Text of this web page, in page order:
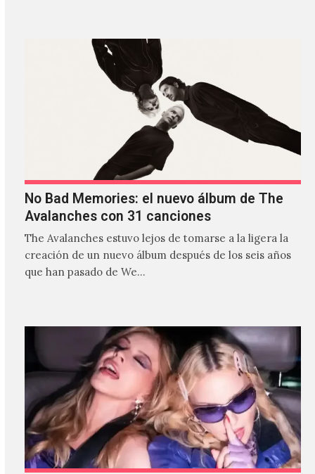
No Bad Memories: el nuevo álbum de The
Avalanches con 31 canciones
The Avalanches estuvo lejos de tomarse a la ligera la
creación de un nuevo álbum después de los seis años
que han pasado de We…